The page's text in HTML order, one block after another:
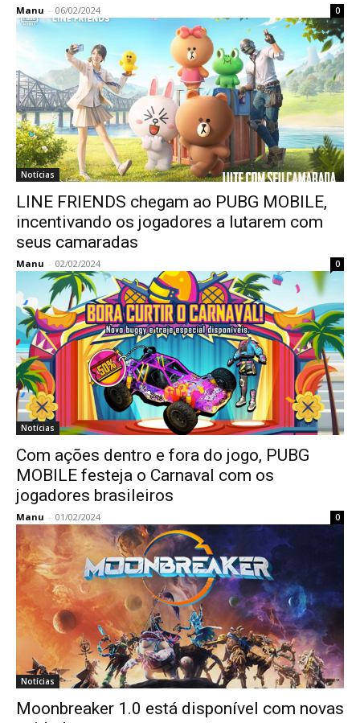
Manu - 06/02/2024 0
Notícias
LINE FRIENDS chegam ao PUBG MOBILE,
incentivando os jogadores a lutarem com
seus camaradas
Manu - 02/02/2024 0
Notícias
Com ações dentro e fora do jogo, PUBG
MOBILE festeja o Carnaval com os
jogadores brasileiros
Manu - 01/02/2024 0
Notícias
Moonbreaker 1.0 está disponível com novas